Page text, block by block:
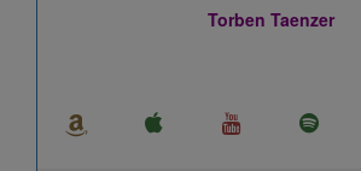
Torben Taenzer